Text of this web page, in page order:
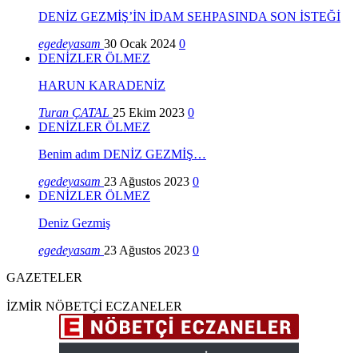
DENİZ GEZMİŞ’İN İDAM SEHPASINDA SON İSTEĞİ
egedeyasam 30 Ocak 2024 0
DENİZLER ÖLMEZ
HARUN KARADENİZ
Turan ÇATAL 25 Ekim 2023 0
DENİZLER ÖLMEZ
Benim adım DENİZ GEZMİŞ…
egedeyasam 23 Ağustos 2023 0
DENİZLER ÖLMEZ
Deniz Gezmiş
egedeyasam 23 Ağustos 2023 0
GAZETELER
İZMİR NÖBETÇİ ECZANELER